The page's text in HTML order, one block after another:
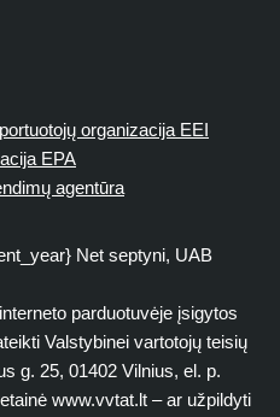
organizacija EEI
EPA
agentūra
Net septyni, UAB
parduotuvėje įsigytos
Valstybinei vartotojų teisių
g. 25, 01402 Vilnius, el. p.
www.vvtat.lt – ar užpildyti